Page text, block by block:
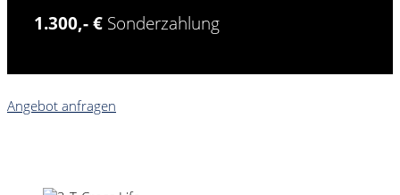
1.300,- € Sonderzahlung
Angebot anfragen